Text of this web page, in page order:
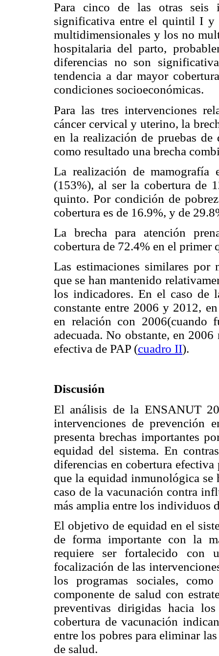
Para cinco de las otras seis
significativa entre el quintil I y
multidimensionales y los no
hospitalaria del parto,
diferencias no son
tendencia a dar mayor
condiciones socioeconómicas.
Para las tres intervenciones
cáncer cervical y uterino, la
en la realización de pruebas
como resultado una brecha
La realización de
(153%), al ser la cobertura de
quinto. Por condición de
cobertura es de 16.9%, y de
La brecha para atención
cobertura de 72.4% en el
Las estimaciones similares
que se han mantenido
los indicadores. En el caso de
constante entre 2006 y 2012,
en relación con 2006(cuando
adecuada. No obstante, en
efectiva de PAP (cuadro II).
Discusión
El análisis de la ENSANUT
intervenciones de prevención
presenta brechas importantes
equidad del sistema. En
diferencias en cobertura
que la equidad inmunológica
caso de la vacunación contra
más amplia entre los individuos
El objetivo de equidad en el
de forma importante con la
requiere ser fortalecido con
focalización de las
los programas sociales,
componente de salud con
preventivas dirigidas hacia
cobertura de vacunación
entre los pobres para eliminar
de salud.